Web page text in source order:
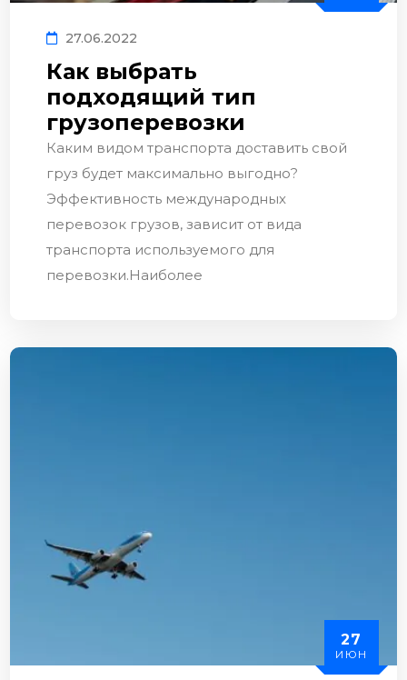
27.06.2022
Как выбрать
подходящий тип
грузоперевозки
Каким видом транспорта доставить свой
груз будет максимально выгодно?
Эффективность международных
перевозок грузов, зависит от вида
транспорта используемого для
перевозки.Наиболее
27
ИЮН